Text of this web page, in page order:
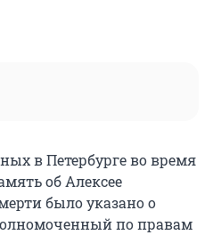
в Петербурге во время
об Алексее
было указано о
по правам